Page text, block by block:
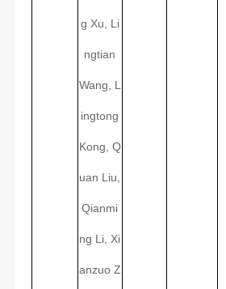
g Xu, Li
ngtian
Wang, L
ingtong
Kong, Q
uan Liu,
Qianmi
ng Li, Xi
anzuo Z